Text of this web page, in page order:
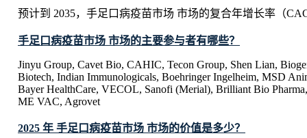
预计到 2035，手足口病疫苗市场 市场的复合年增长率（
手足口病疫苗市场 市场的主要参与者有哪些？
Jinyu Group, Cavet Bio, CAHIC, Tecon Group, Shen Lian,
Biotech, Indian Immunologicals, Boehringer Ingelheim, MSD
Bayer HealthCare, VECOL, Sanofi (Merial), Brilliant Bio
ME VAC, Agrovet
2025 年 手足口病疫苗市场 市场的价值是多少？